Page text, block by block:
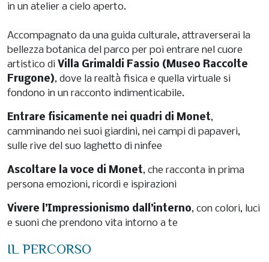
in un atelier a cielo aperto.
Accompagnato da una guida culturale, attraverserai la
bellezza botanica del parco per poi entrare nel cuore
artistico di Villa Grimaldi Fassio (Museo Raccolte
Frugone), dove la realtà fisica e quella virtuale si
fondono in un racconto indimenticabile.
Entrare fisicamente nei quadri di Monet,
camminando nei suoi giardini, nei campi di papaveri,
sulle rive del suo laghetto di ninfee
Ascoltare la voce di Monet, che racconta in prima
persona emozioni, ricordi e ispirazioni
Vivere l’Impressionismo dall’interno, con colori, luci
e suoni che prendono vita intorno a te
IL PERCORSO